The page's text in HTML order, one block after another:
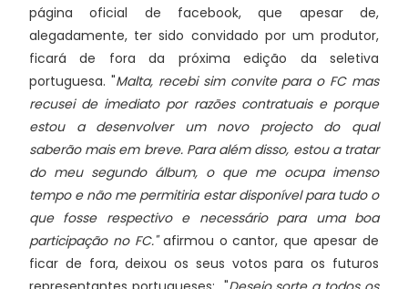
página oficial de facebook, que apesar de,
alegadamente, ter sido convidado por um produtor,
ficará de fora da próxima edição da seletiva
portuguesa. "Malta, recebi sim convite para o FC mas
recusei de imediato por razões contratuais e porque
estou a desenvolver um novo projecto do qual
saberão mais em breve. Para além disso, estou a tratar
do meu segundo álbum, o que me ocupa imenso
tempo e não me permitiria estar disponível para tudo o
que fosse respectivo e necessário para uma boa
participação no FC."afirmou o cantor, que apesar de
ficar de fora, deixou os seus votos para os futuros